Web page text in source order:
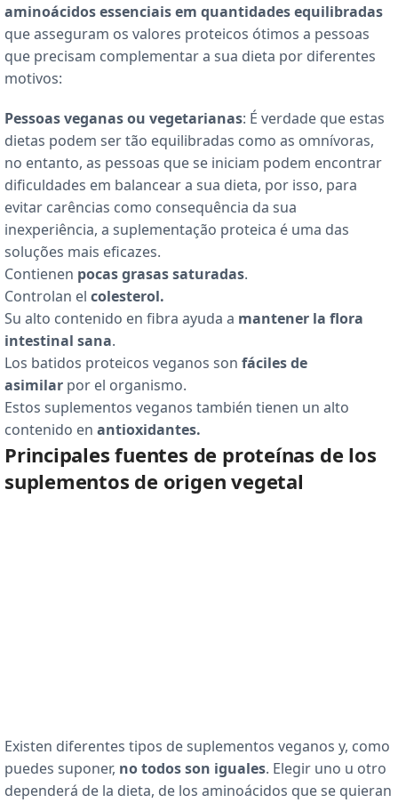
aminoácidos essenciais em quantidades equilibradas
que asseguram os valores proteicos ótimos a pessoas
que precisam complementar a sua dieta por diferentes
motivos:
Pessoas veganas ou vegetarianas: É verdade que estas
dietas podem ser tão equilibradas como as omnívoras,
no entanto, as pessoas que se iniciam podem encontrar
dificuldades em balancear a sua dieta, por isso, para
evitar carências como consequência da sua
inexperiência, a suplementação proteica é uma das
soluções mais eficazes.
Contienen pocas grasas saturadas.
Controlan el colesterol.
Su alto contenido en fibra ayuda a mantener la flora
intestinal sana.
Los batidos proteicos veganos son fáciles de
asimilar por el organismo.
Estos suplementos veganos también tienen un alto
contenido en antioxidantes.
Principales fuentes de proteínas de los
suplementos de origen vegetal
Existen diferentes tipos de suplementos veganos y, como
puedes suponer, no todos son iguales. Elegir uno u otro
dependerá de la dieta, de los aminoácidos que se quieran